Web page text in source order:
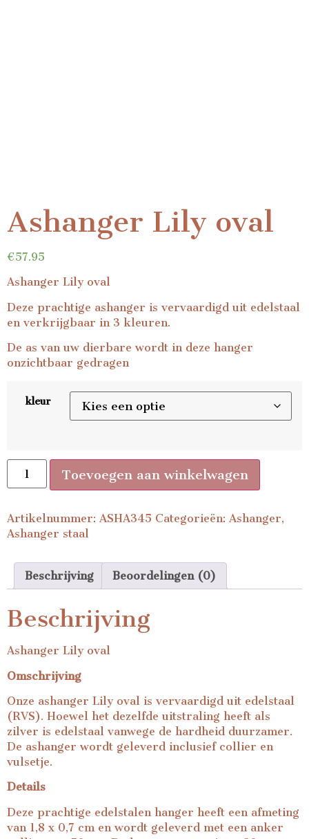
Ashanger Lily oval
€57.95
Ashanger Lily oval
Deze prachtige ashanger is vervaardigd uit edelstaal
en verkrijgbaar in 3 kleuren.
De as van uw dierbare wordt in deze hanger
onzichtbaar gedragen
kleur
Toevoegen aan winkelwagen
Artikelnummer: ASHA345 Categorieën: Ashanger,
Ashanger staal
Beschrijving Beoordelingen (0)
Beschrijving
Ashanger Lily oval
Omschrijving
Onze ashanger Lily oval is vervaardigd uit edelstaal
(RVS). Hoewel het dezelfde uitstraling heeft als
zilver is edelstaal vanwege de hardheid duurzamer.
De ashanger wordt geleverd inclusief collier en
vulsetje.
Details
Deze prachtige edelstalen hanger heeft een afmeting
van 1,8 x 0,7 cm en wordt geleverd met een anker